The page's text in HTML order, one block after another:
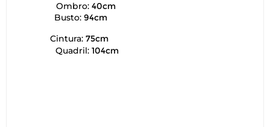
Ombro: 40cm
Busto: 94cm
Cintura: 75cm
Quadril: 104cm